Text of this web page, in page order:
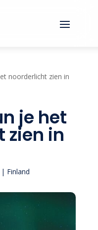
noorderlicht zien in
je het
zien in
| Finland